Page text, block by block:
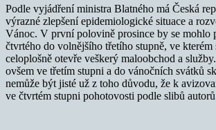
Podle vyjádření ministra Blatného má Česká
výrazné zlepšení epidemiologické situace a
Vánoc. V první polovině prosince by se mohlo
čtvrtého do volnějšího třetího stupně, ve kterém
celoplošně otevře veškerý maloobchod a
ovšem ve třetím stupni a do vánočních svátků
nemůže být jisté už z toho důvodu, že k
ve čtvrtém stupni pohotovosti podle slibů